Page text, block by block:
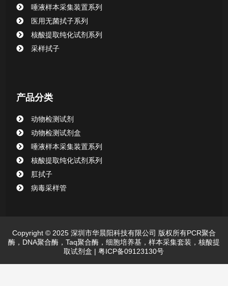
清洁验证棉签系列
动物检测试剂
唾液样本采集装置系列
医用无菌拭子系列
核酸提取纯化试剂系列
采样拭子
产品分类
动物检测试剂
动物检测试剂盒
唾液样本采集装置系列
核酸提取纯化试剂系列
肛拭子
病毒采样管
Copyright © 2025 深圳市华晨阳科技有限公司 版权所有PCR聚合
酶，DNA聚合酶，Taq聚合酶，细胞培养基，样本采集套装，核酸提
取试剂盒 | 粤ICP备09123130号